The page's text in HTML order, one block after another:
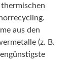
aus den
(z. B.